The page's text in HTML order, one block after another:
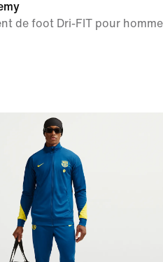
de foot Dri-FIT pour homme